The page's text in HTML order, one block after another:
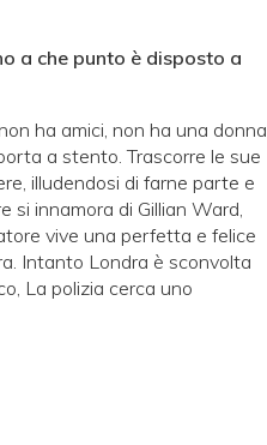
a che punto è disposto a
ha amici, non ha una donna
a stento. Trascorre le sue
illudendosi di farne parte e
si innamora di Gillian Ward,
vive una perfetta e felice
Intanto Londra è sconvolta
La polizia cerca uno